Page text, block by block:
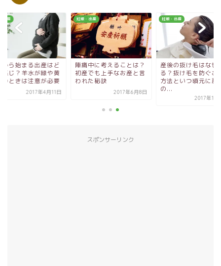
出産
中に考えることは？
でも上手なお産と言
た秘訣
2017年6月8日
妊娠・出産
産後の抜け毛はなぜ起き
る？抜け毛を防ぐお手軽
方法といつ頃元に戻る
妊娠・出産
破水から始まる出産
んな感じ？羊水が緑
緑色のときは注意が
スポンサーリンク